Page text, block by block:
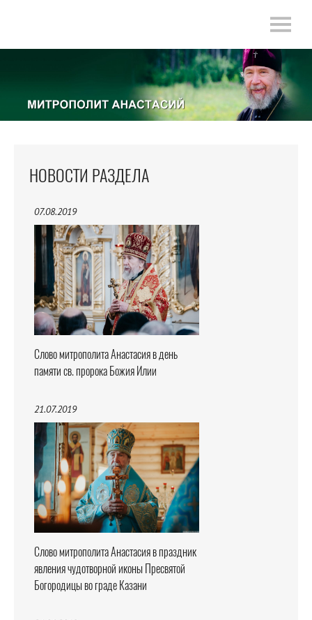
НОВОСТИ РАЗДЕЛА
07.08.2019
Слово митрополита Анастасия в день
памяти св. пророка Божия Илии
21.07.2019
Слово митрополита Анастасия в праздник
явления чудотворной иконы Пресвятой
Богородицы во граде Казани